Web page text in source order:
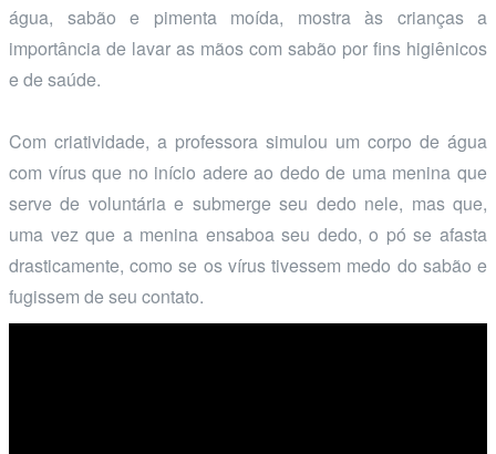
água, sabão e pimenta moída, mostra às crianças a
importância de lavar as mãos com sabão por fins higiênicos
e de saúde.
Com criatividade, a professora simulou um corpo de água
com vírus que no início adere ao dedo de uma menina que
serve de voluntária e submerge seu dedo nele, mas que,
uma vez que a menina ensaboa seu dedo, o pó se afasta
drasticamente, como se os vírus tivessem medo do sabão e
fugissem de seu contato.